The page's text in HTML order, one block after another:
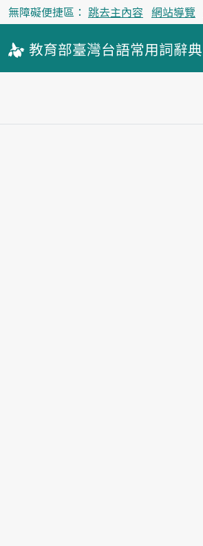
無障礙便捷區： 跳去主內容 網站導覽
教育部臺灣台語常用詞辭典